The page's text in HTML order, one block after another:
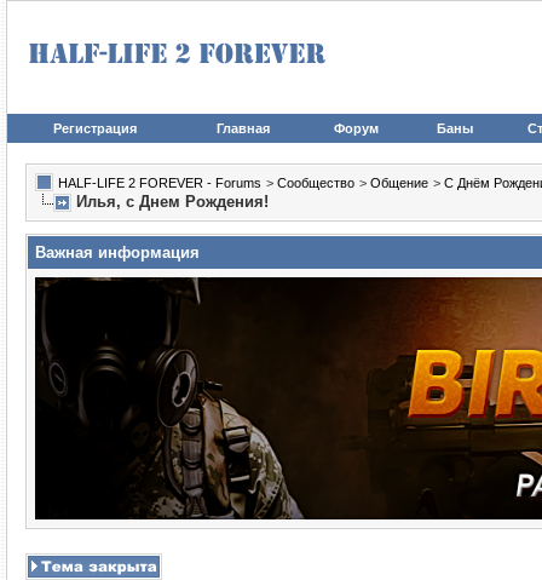
Регистрация Главная Форум Баны
HALF-LIFE 2 FOREVER - Forums > Сообщество > Общение > С Днём
Илья, с Днем Рождения!
Важная информация